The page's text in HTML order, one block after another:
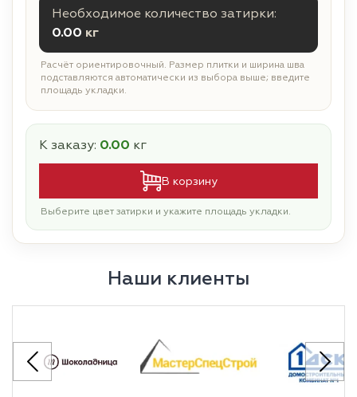
Необходимое количество затирки:
0.00 кг
Расчёт ориентировочный. Размер плитки и ширина шва
подставляются автоматически из выбора выше; введите
площадь укладки.
К заказу: 0.00 кг
В корзину
Выберите цвет затирки и укажите площадь укладки.
Наши клиенты